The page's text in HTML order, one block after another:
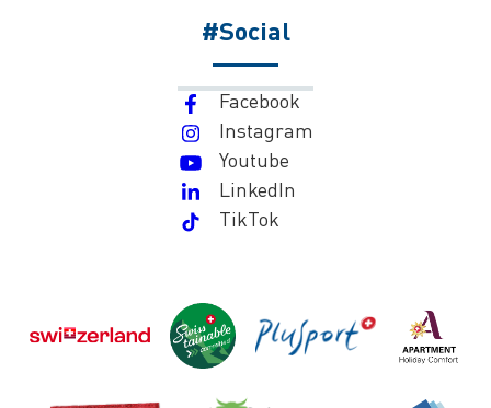
#Social
Facebook
Instagram
Youtube
LinkedIn
TikTok